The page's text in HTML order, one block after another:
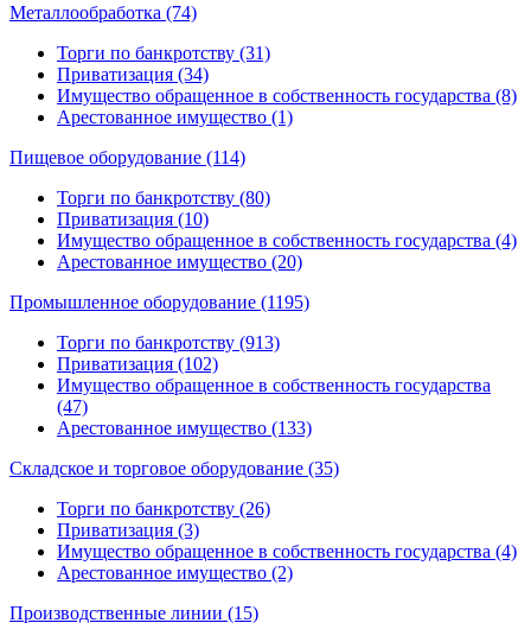
Металлообработка (74)
Торги по банкротству (31)
Приватизация (34)
Имущество обращенное в собственность государства (8)
Арестованное имущество (1)
Пищевое оборудование (114)
Торги по банкротству (80)
Приватизация (10)
Имущество обращенное в собственность государства (4)
Арестованное имущество (20)
Промышленное оборудование (1195)
Торги по банкротству (913)
Приватизация (102)
Имущество обращенное в собственность государства
(47)
Арестованное имущество (133)
Складское и торговое оборудование (35)
Торги по банкротству (26)
Приватизация (3)
Имущество обращенное в собственность государства (4)
Арестованное имущество (2)
Производственные линии (15)